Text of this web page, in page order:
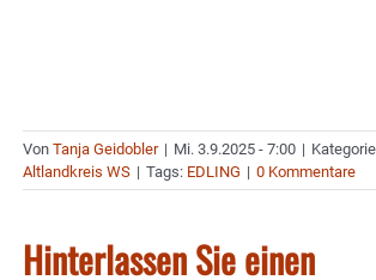
Von Tanja Geidobler | Mi. 3.9.2025 - 7:00 |
Altlandkreis WS | Tags: EDLING | 0 Kommentare
Hinterlassen Sie einen